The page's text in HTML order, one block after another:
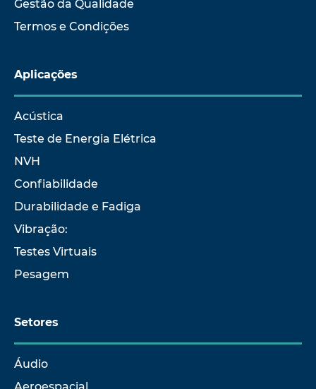
Gestão da Qualidade
Termos e Condições
Aplicações
Acústica
Teste de Energia Elétrica
NVH
Confiabilidade
Durabilidade e Fadiga
Vibração:
Testes Virtuais
Pesagem
Setores
Áudio